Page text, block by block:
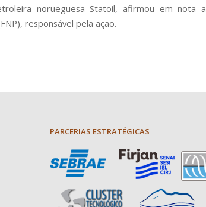
norueguesa Statoil, afirmou em nota a
responsável pela ação.
PARCERIAS ESTRATÉGICAS